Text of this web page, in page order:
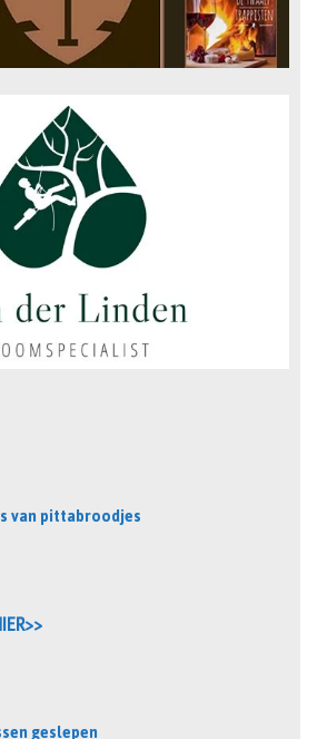
van pittabroodjes
geslepen